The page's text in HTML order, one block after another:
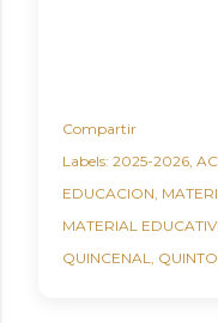
Compartir
Labels: 2025-2026
EDUCACION
MATERIAL
QUINCENAL